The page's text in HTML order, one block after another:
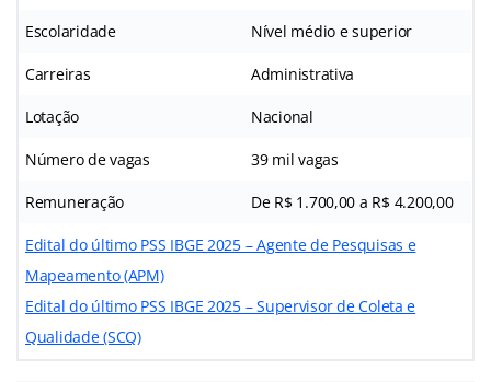
Escolaridade Nível médio e superior
Carreiras Administrativa
Lotação Nacional
Número de vagas 39 mil vagas
Remuneração De R$ 1.700,00 a R$ 4.200,00
Edital do último PSS IBGE 2025 – Agente de Pesquisas e
Mapeamento (APM)
Edital do último PSS IBGE 2025 – Supervisor de Coleta e
Qualidade (SCQ)